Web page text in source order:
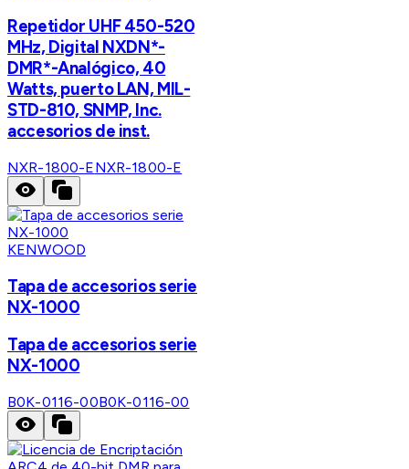
Repetidor UHF 450-520
MHz, Digital NXDN*-
DMR*-Analógico, 40
Watts, puerto LAN, MIL-
STD-810, SNMP, Inc.
accesorios de inst.
NXR-1800-ENXR-1800-E
KENWOOD
Tapa de accesorios serie
NX-1000
Tapa de accesorios serie
NX-1000
B0K-0116-00B0K-0116-00